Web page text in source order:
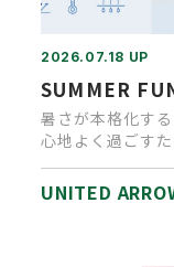
2026.07.18 UP
SUMMER
暑さが本格化す
心地よく過ごす
が沢山入荷して
UNITED